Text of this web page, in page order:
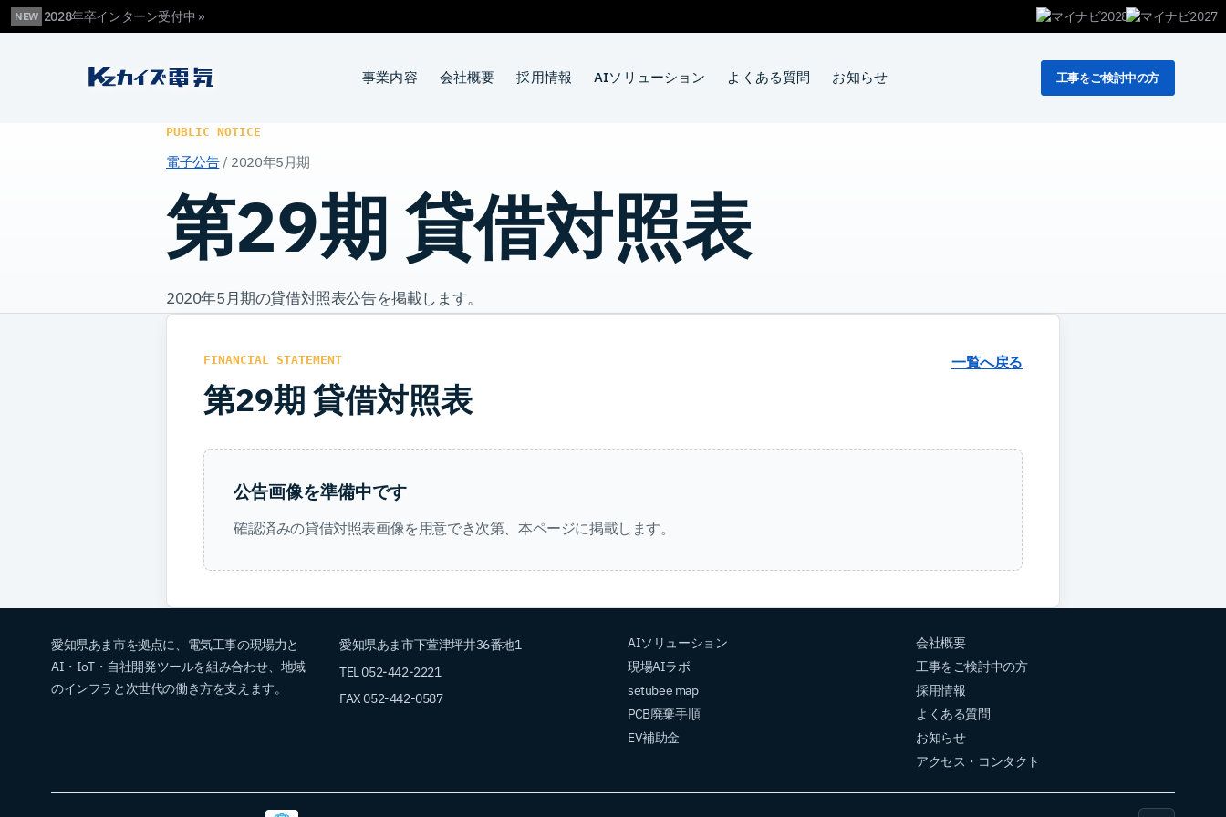
NEW 2028年卒インターン受付中 »
カイズ電気 事業内容 会社概要 採用情報 AIソリューション よくある質問 お知らせ 工事をご検討中の方
PUBLIC NOTICE
電子公告/ 2020年5月期
第29期 貸借対照表
2020年5月期の貸借対照表公告を掲載します。
FINANCIAL STATEMENT
第29期 貸借対照表
一覧へ戻る
公告画像を準備中です
確認済みの貸借対照表画像を用意でき次第、本ページに掲載します。
愛知県あま市を拠点に、電気工事の現場力と
AI・IoT・自社開発ツールを組み合わせ、地域
のインフラと次世代の働き方を支えます。
愛知県あま市下萱津坪井36番地1
TEL 052-442-2221
FAX 052-442-0587
AIソリューション
現場AIラボ
setubee map
PCB廃棄手順
EV補助金
会社概要
工事をご検討中の方
採用情報
よくある質問
お知らせ
アクセス・コンタクト